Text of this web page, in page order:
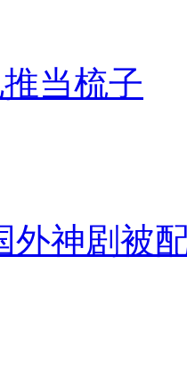
当梳子
外神剧被